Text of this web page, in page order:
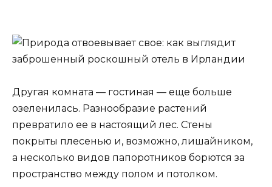
Другая комната — гостиная — еще больше
озеленилась. Разнообразие растений
превратило ее в настоящий лес. Стены
покрыты плесенью и, возможно, лишайником,
а несколько видов папоротников борются за
пространство между полом и потолком.